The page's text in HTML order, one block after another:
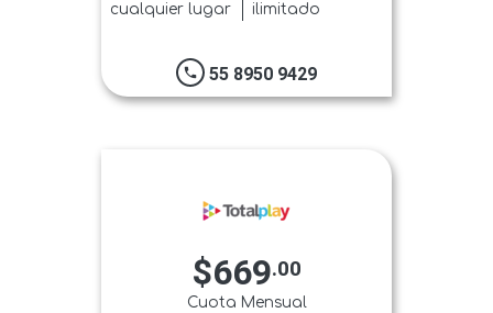
cualquier lugar ilimitado
phone 55 8950 9429
$669.00
Cuota Mensual